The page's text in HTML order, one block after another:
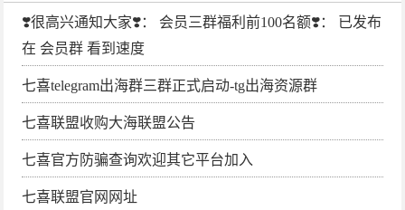
❣️很高兴通知大家❣️： 会员三群福利前100名额❣️： 已发布
在 会员群 看到速度
七喜telegram出海群三群正式启动-tg出海资源群
七喜联盟收购大海联盟公告
七喜官方防骗查询欢迎其它平台加入
七喜联盟官网网址